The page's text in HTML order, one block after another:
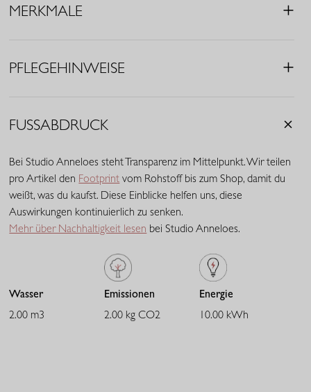
luftigste Variante und fühlt sich leicht und geschmeidig auf der
Stretchkomforts bewegt sich dieser Stoff mühelos mit. Eine
feine, leichte Qualität mit eleganter Optik, die den ganzen Tag
MERKMALE
PFLEGEHINWEISE
FUSSABDRUCK
Bei Studio Anneloes steht Transparenz im Mittelpunkt. Wir teilen
pro Artikel den Footprint vom Rohstoff bis zum Shop, damit du
weißt, was du kaufst. Diese Einblicke helfen uns, diese
Auswirkungen kontinuierlich zu senken.
Mehr über Nachhaltigkeit lesen bei Studio Anneloes.
Wasser
2.00 m3
Emissionen
2.00 kg CO2
Energie
10.00 kWh